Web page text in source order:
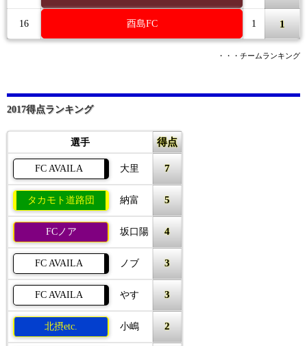
16 酉島FC 1 1
・・・チームランキング
2017得点ランキング
選手 得点
FC AVAILA 大里 7
タカモト道路団 納富 5
FCノア 坂口陽 4
FC AVAILA ノブ 3
FC AVAILA やす 3
北摂etc. 小嶋 2